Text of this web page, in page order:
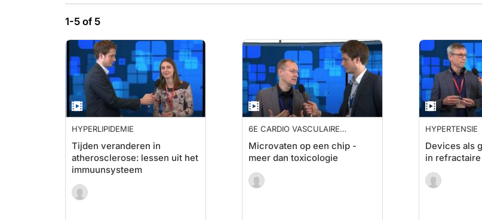
1-5 of 5
HYPERLIPIDEMIE
Tijden veranderen in
atherosclerose: lessen uit het
immuunsysteem
6E CARDIO VASCULAIRE
Microvaten op een chip -
meer dan toxicologie
HYPERTENSIE
Devices als
in